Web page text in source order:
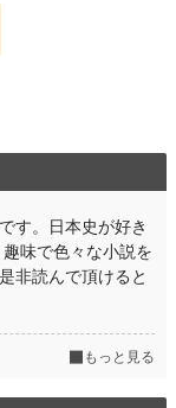
す。日本史が好き
味で色々な小説を
非読んで頂けると
もっと見る